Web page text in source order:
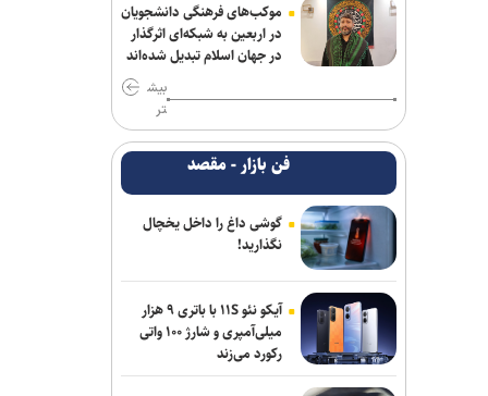
موکب‌های فرهنگی دانشجویان
در اربعین به شبکه‌ای اثرگذار
در جهان اسلام تبدیل شده‌اند
بیش
تر
فن بازار - مقصد
گوشی داغ را داخل یخچال
نگذارید!
آیکو نئو ۱۱S با باتری ۹ هزار
میلی‌آمپری و شارژ ۱۰۰ واتی
رکورد می‌زند